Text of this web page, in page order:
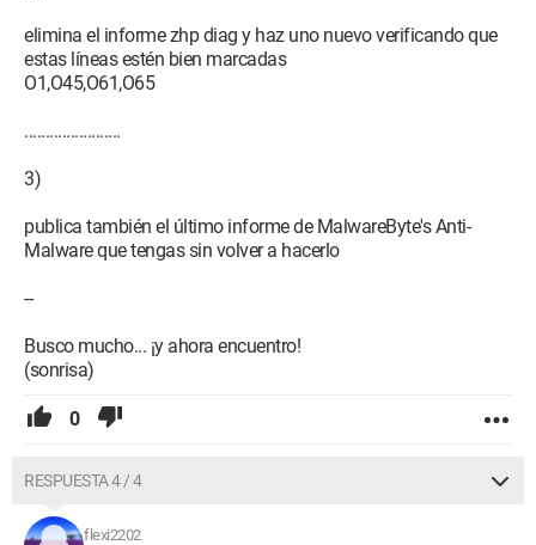
elimina el informe zhp diag y haz uno nuevo verificando que
estas líneas estén bien marcadas
O1,O45,O61,O65
.......................
3)
publica también el último informe de MalwareByte's Anti-
Malware que tengas sin volver a hacerlo
--
Busco mucho... ¡y ahora encuentro!
(sonrisa)
0
RESPUESTA 4 / 4
flexi2202